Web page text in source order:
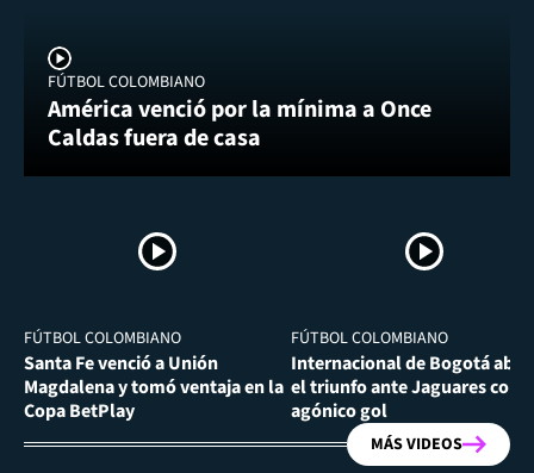
FÚTBOL COLOMBIANO
América venció por la mínima a Once
Caldas fuera de casa
FÚTBOL COLOMBIANO
Santa Fe venció a Unión
Magdalena y tomó ventaja en la
Copa BetPlay
FÚTBOL COLOMBIANO
Internacional de Bogotá
el triunfo ante Jaguares con
agónico gol
MÁS VIDEOS